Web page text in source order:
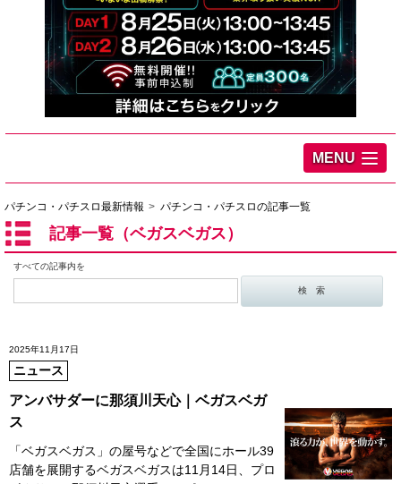
MENU
パチンコ・パチスロ最新情報 パチンコ・パチスロの記事一覧
記事一覧（ベガスベガス）
すべての記事内を
2025年11月17日
ニュース
アンバサダーに那須川天心｜ベガスベガ
ス
「ベガスベガス」の屋号などで全国にホール39
店舗を展開するベガスベガスは11月14日、プロ